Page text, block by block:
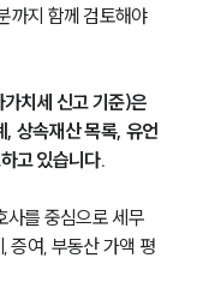
까지 함께 검토해야
치세 신고 기준)은
, 상속재산 목록, 유언
고 있습니다.
사를 중심으로 세무
증여, 부동산 가액 평